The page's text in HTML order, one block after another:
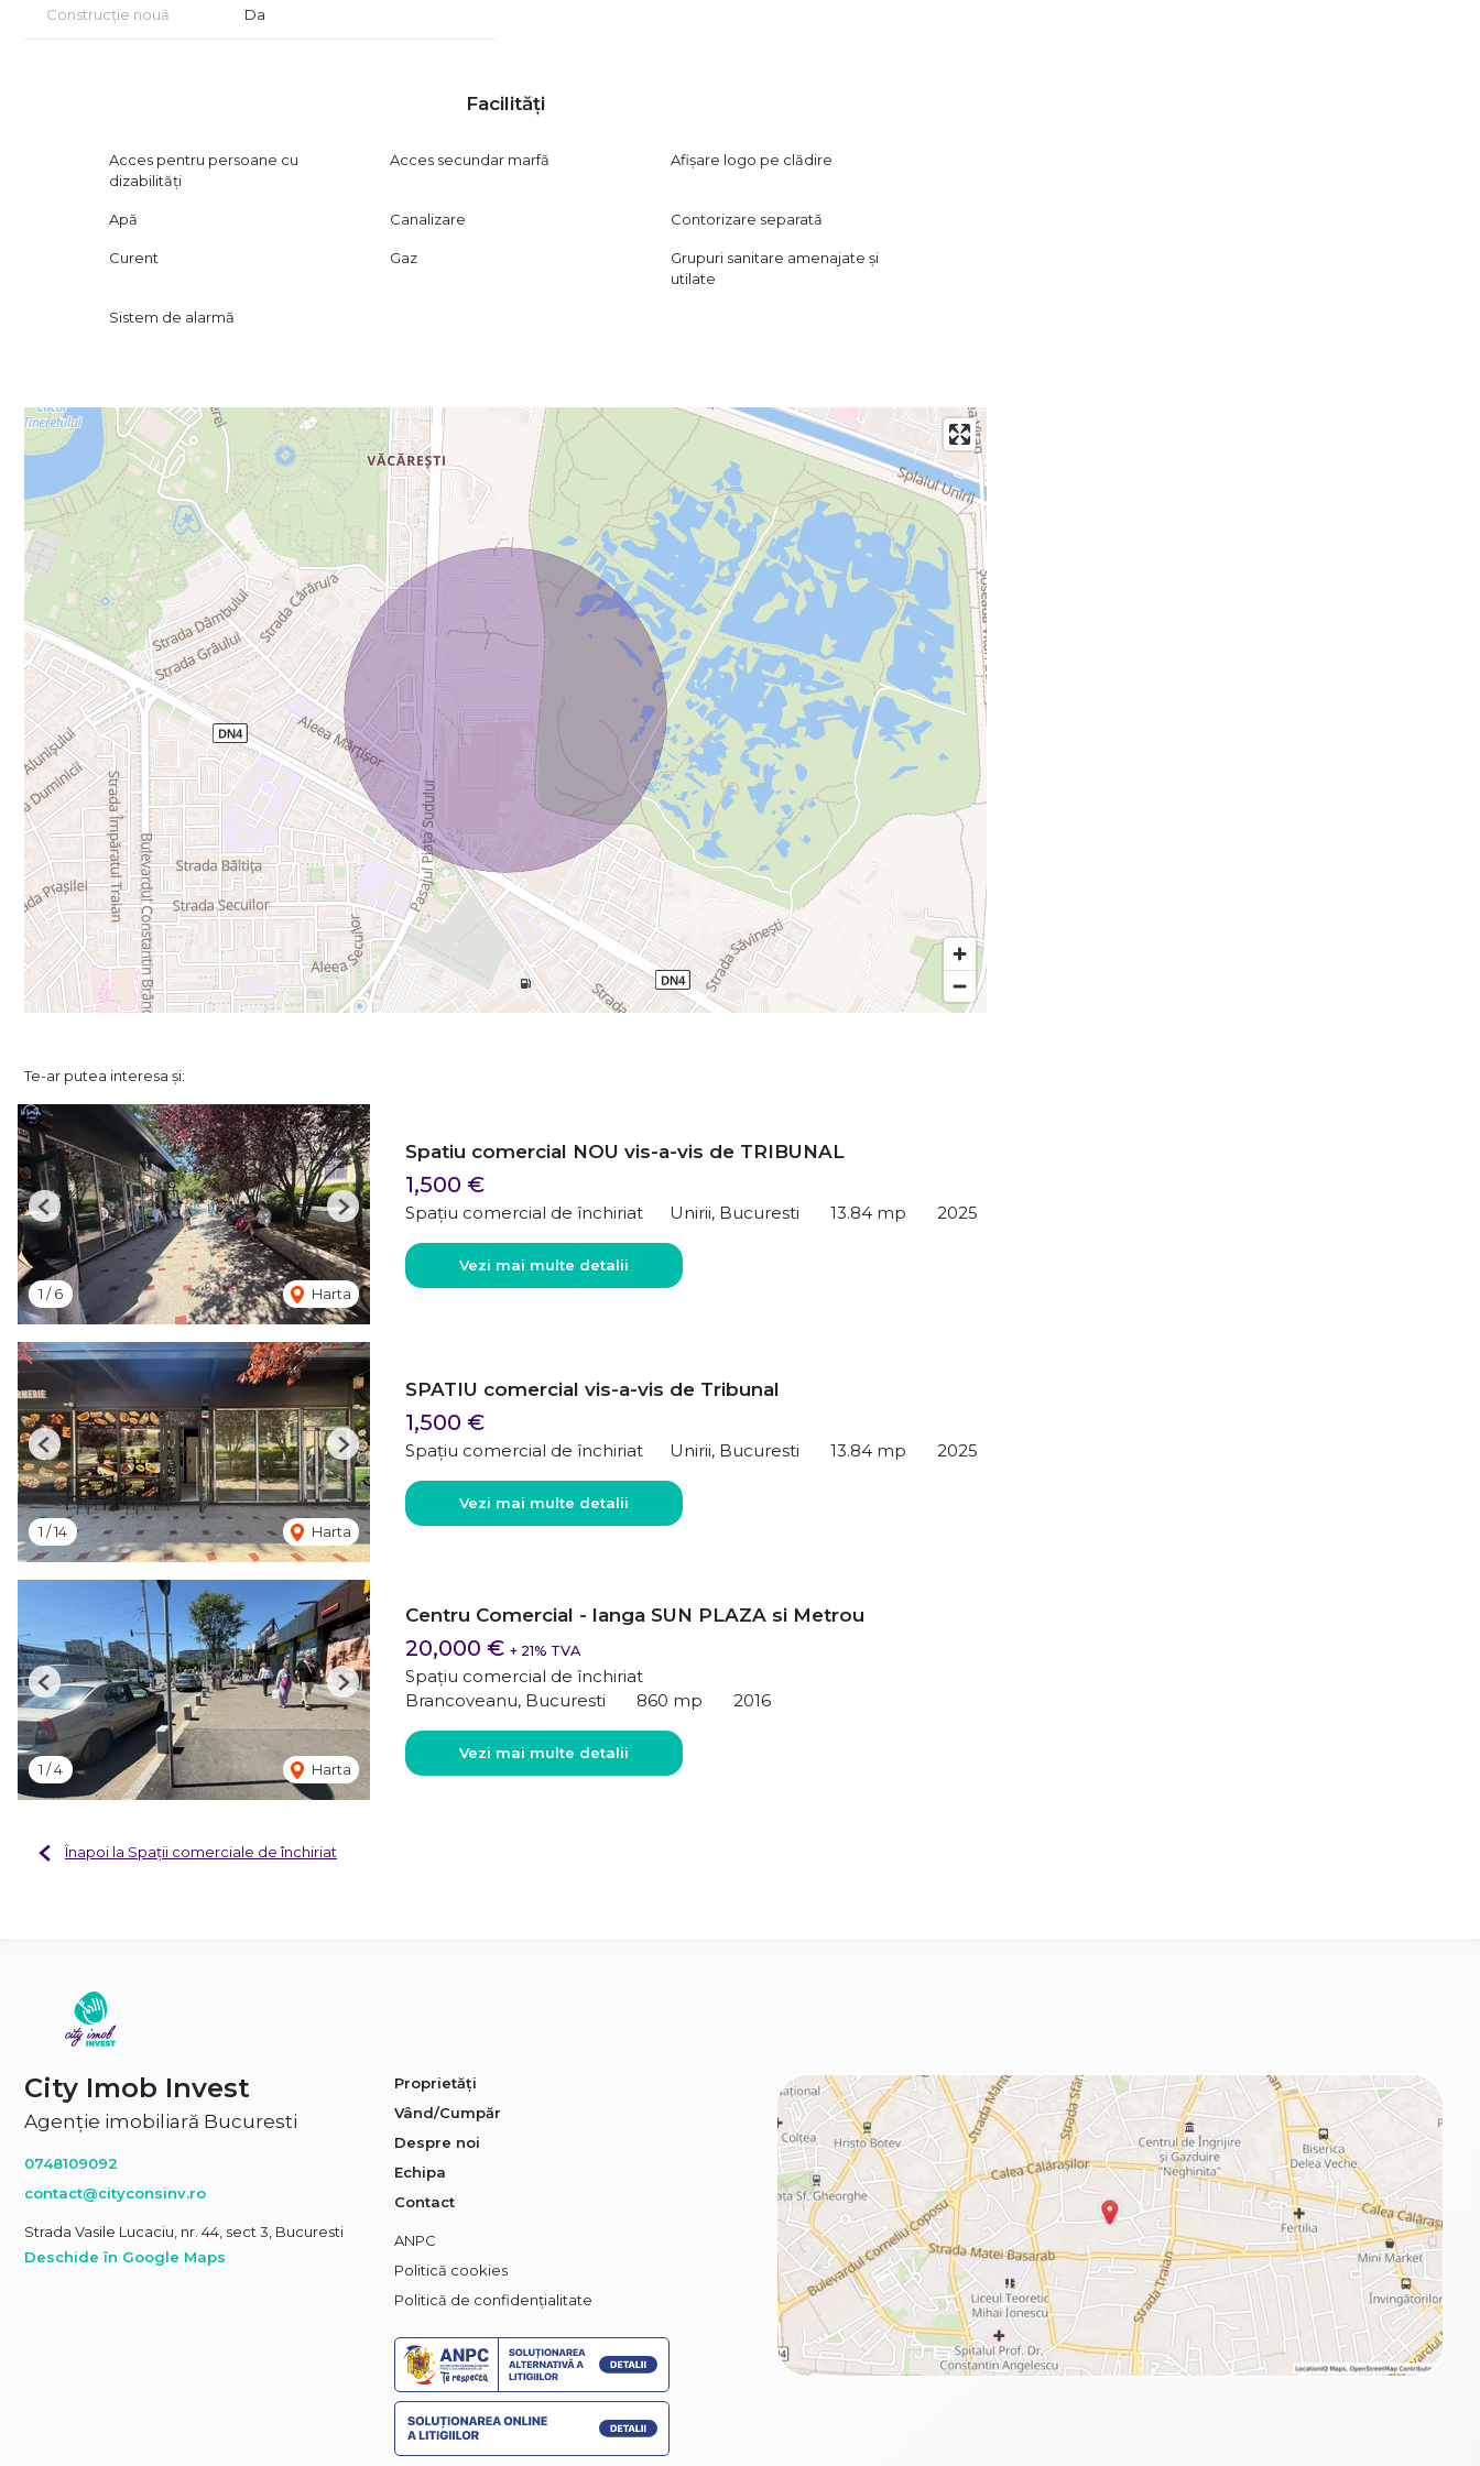
Construcție nouă Da
Facilități
Acces pentru persoane cu
dizabilități
Acces secundar marfă Afișare logo pe clădire
Apă Canalizare Contorizare separată
Curent Gaz
Grupuri sanitare amenajate și
utilate
Sistem de alarmă
Te-ar putea interesa și:
1 /6 Harta
Previous Next
Spatiu comercial NOU vis-a-vis de TRIBUNAL
1,500 €
Spațiu comercial de închiriat Unirii, Bucuresti 13.84 mp 2025
Vezi mai multe detalii
1 /14 Harta
Previous Next
SPATIU comercial vis-a-vis de Tribunal
1,500 €
Spațiu comercial de închiriat Unirii, Bucuresti 13.84 mp 2025
Vezi mai multe detalii
1 /4 Harta
Previous Next
Centru Comercial - langa SUN PLAZA si Metrou
20,000 € + 21% TVA
Spațiu comercial de închiriat
Brancoveanu, Bucuresti
860 mp 2016
Vezi mai multe detalii
Înapoi la Spații comerciale de închiriat
City Imob Invest
Agenție imobiliară Bucuresti
0748109092
contact@cityconsinv.ro
Strada Vasile Lucaciu, nr. 44, sect 3, Bucuresti
Deschide în Google Maps
Proprietăți
Vând/Cumpăr
Despre noi
Echipa
Contact
ANPC
Politică cookies
Politică de confidențialitate